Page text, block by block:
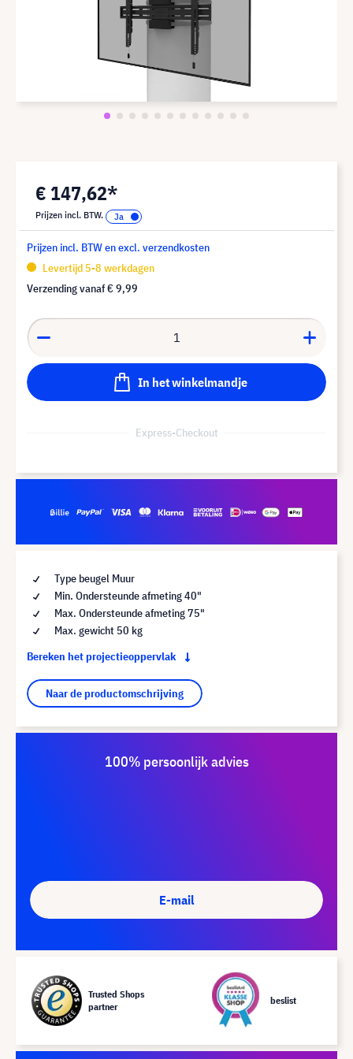
€ 147,62*
Prijzen incl. BTW.
Prijzen incl. BTW en excl. verzendkosten
Levertijd 5-8 werkdagen
Verzending vanaf€ 9,99
In het winkelmandje
Express-Checkout
Type beugel Muur
Min. Ondersteunde afmeting 40"
Max. Ondersteunde afmeting 75"
Max. gewicht 50 kg
Bereken het projectieoppervlak
Naar de productomschrijving
100% persoonlijk advies
E-mail
Trusted Shops
partner
beslist